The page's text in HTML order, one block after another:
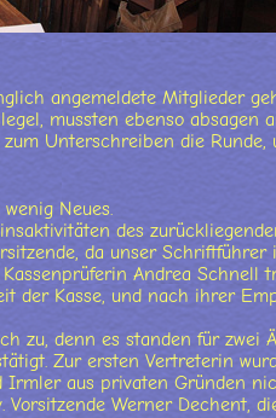
angemeldete Mitglieder
mussten ebenso absagen
Unterschreiben die
Neues.
des
da unser
Andrea Schnell
der Kasse, und nach ihrer
zu, denn es standen für zwei
Zur ersten Vertreterin
aus privaten Gründen
Werner Dechent,